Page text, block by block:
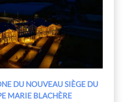
DU NOUVEAU SIÈGE DU
MARIE BLACHÈRE